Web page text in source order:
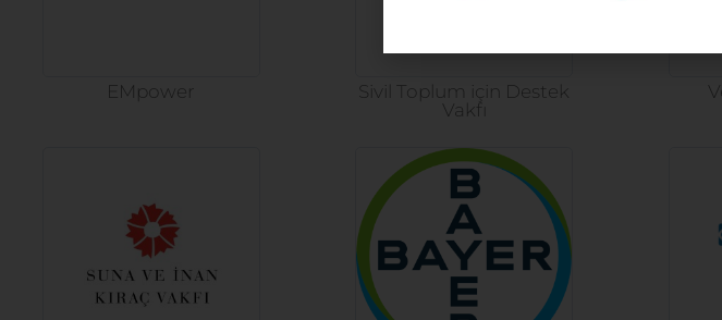
EMpower
Sivil Toplum için Destek
Vakfı